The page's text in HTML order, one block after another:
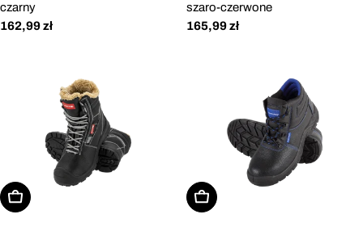
czarny
Cena
162,99 zł
szaro-czerwone
Cena
165,99 zł
Wybierz opcje Wybierz opcje